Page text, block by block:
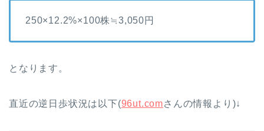
250×12.2%×100株≒3,050円
となります。
直近の逆日歩状況は以下(96ut.comさんの情報より)↓